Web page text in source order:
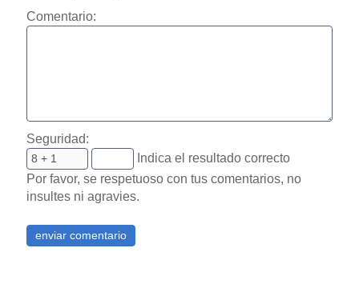
Comentario:
Seguridad:
Indica el resultado correcto
Por favor, se respetuoso con tus comentarios, no
insultes ni agravies.